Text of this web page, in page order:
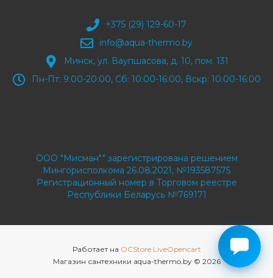
+375 (29) 129-60-17
info@aqua-thermo.by
Минск, ул. Ваупшасова, д. 10, пом. 131
Пн-Пт: 9:00-20:00, Сб: 10:00-16:00, Вскр: 10:00-16:00
ООО "Мисман"" зарегистрирована решением
Мингорисполкома 26.08.2021, №193587575
Регистрационный номер в Торговом реестре
Республики Беларусь №769171
Работает на OCStore LiveOpencart
Магазин сантехники aqua-thermo.by © 2026